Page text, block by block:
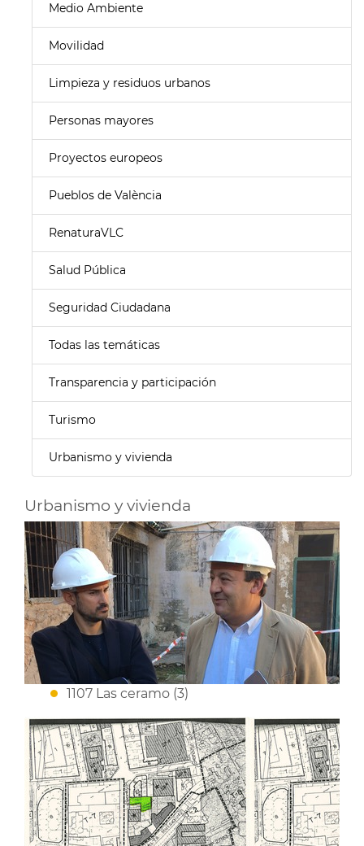
Medio Ambiente
Movilidad
Limpieza y residuos urbanos
Personas mayores
Proyectos europeos
Pueblos de València
RenaturaVLC
Salud Pública
Seguridad Ciudadana
Todas las temáticas
Transparencia y participación
Turismo
Urbanismo y vivienda
Urbanismo y vivienda
1107 Las ceramo (3)